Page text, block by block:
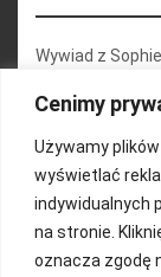
Cenimy
Używamy
wyświetlać
indywidualnych
na stronie.
oznacza zgodę
Wywiad z Sophie
Konferencja 2.1
Martyna
Relacja
Wywiady z